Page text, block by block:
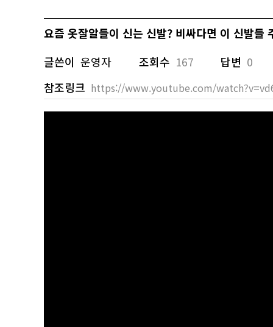
요즘 옷잘알들이 신는 신발? 비싸다면 이 신발들
글쓴이 운영자 조회수 167 답변 0
참조링크 https://www.youtube.com/